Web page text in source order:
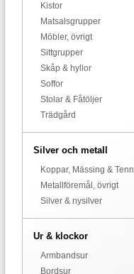
Kistor
Matsalsgrupper
Möbler, övrigt
Sittgrupper
Skåp & hyllor
Soffor
Stolar & Fåtöljer
Trädgård
Silver och metall
Koppar, Mässing & Tenn
Metallföremål, övrigt
Silver & nysilver
Ur & klockor
Armbandsur
Bordsur